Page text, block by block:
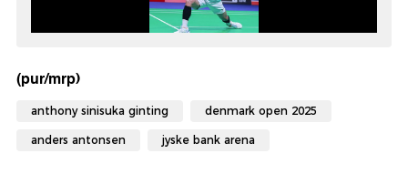
(pur/mrp)
anthony sinisuka ginting denmark open 2025
anders antonsen jyske bank arena